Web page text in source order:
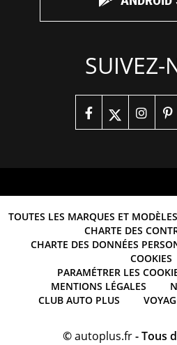
SUIVEZ-
TOUTES LES MARQUES ET MODÈLES
CHARTE DES
CHARTE DES DONNÉES
COOKIES
PARAMÉTRER LES
MENTIONS LÉGALES
CLUB AUTO PLUS
©autoplus.fr- Tous